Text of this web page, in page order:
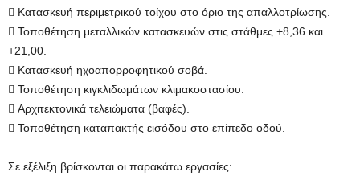
 Κατασκευή περιμετρικού τοίχου στο όριο της απαλλοτρίωσης.
 Τοποθέτηση μεταλλικών κατασκευών στις στάθμες +8,36 και
+21,00.
 Κατασκευή ηχοαπορροφητικού σοβά.
 Τοποθέτηση κιγκλιδωμάτων κλιμακοστασίου.
 Αρχιτεκτονικά τελειώματα (βαφές).
 Τοποθέτηση καταπακτής εισόδου στο επίπεδο οδού.
Σε εξέλιξη βρίσκονται οι παρακάτω εργασίες: